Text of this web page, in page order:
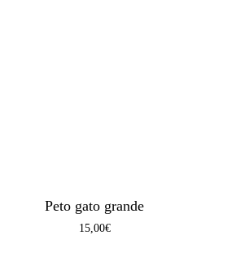
Peto gato grande
15,00€